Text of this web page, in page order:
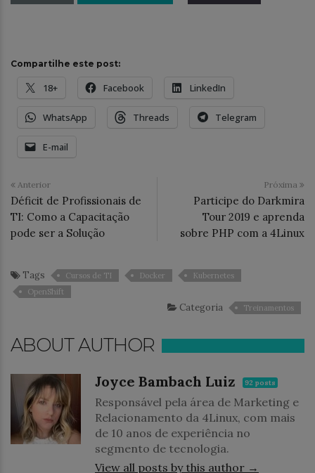
Compartilhe este post:
18+ Facebook LinkedIn
WhatsApp Threads Telegram
E-mail
Anterior
Déficit de Profissionais de
TI: Como a Capacitação
pode ser a Solução
Próxima
Participe do Darkmira
Tour 2019 e aprenda
sobre PHP com a 4Linux
Tags Cursos de TI Docker
Kubernetes
OpenShift
Categoria Treinamentos
ABOUT AUTHOR
Joyce Bambach Luiz 92 posts
Responsável pela área de Marketing e
Relacionamento da 4Linux, com mais
de 10 anos de experiência no
segmento de tecnologia.
View all posts by this author →